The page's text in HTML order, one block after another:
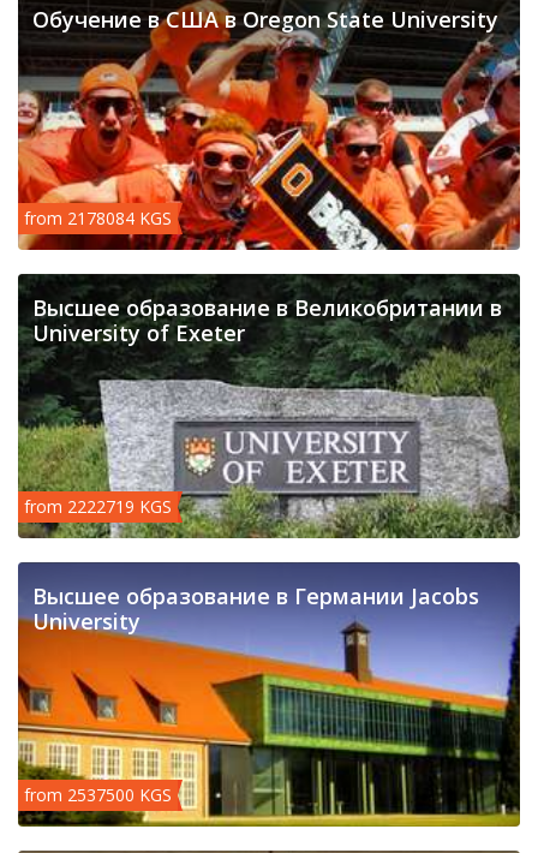
Обучение в США в Oregon State University
from 2178084 KGS
Высшее образование в Великобритании в
University of Exeter
from 2222719 KGS
Высшее образование в Германии Jacobs
University
from 2537500 KGS